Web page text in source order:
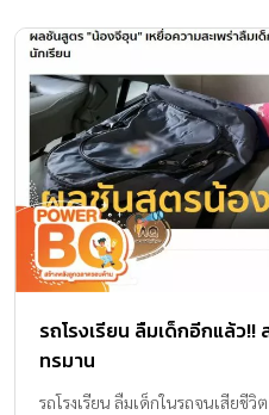
รถโรงเรียน ลืมเด็กอีกแล้ว
ทรมาน
รถโรงเรียน ลืมเด็กในรถจนเสียชี